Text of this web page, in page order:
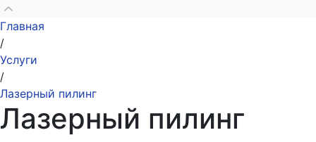
Главная
/
Услуги
/
Лазерный пилинг
Лазерный пилинг